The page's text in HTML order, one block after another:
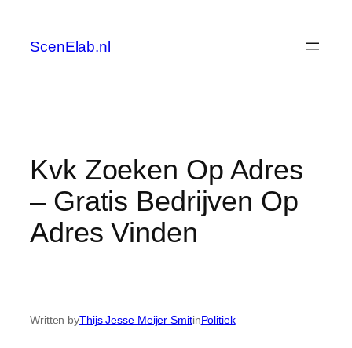
content
ScenElab.nl
Kvk Zoeken Op Adres
– Gratis Bedrijven Op
Adres Vinden
Written byThijs Jesse Meijer SmitinPolitiek